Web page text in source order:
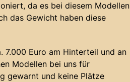
da es bei diesem Modellen
das Gewicht haben diese
7.000 Euro am Hinterteil und an
Modellen bei uns für
gewarnt und keine Plätze